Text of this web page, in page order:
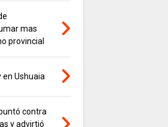
mas
provincial
en Ushuaia
contra
y advirtió